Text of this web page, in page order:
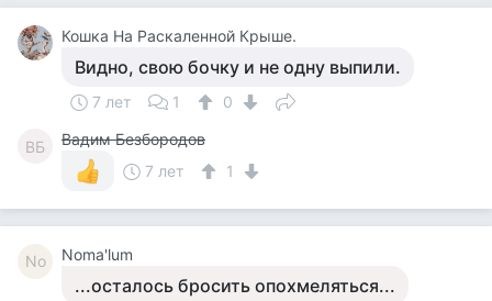
Кошка На Раскаленной Крыше.
Видно, свою бочку и не одну выпили.
7 лет 1 0
ВБ
Вадим Безбородов
7 лет
1
No Noma'lum
...осталось бросить опохмеляться...